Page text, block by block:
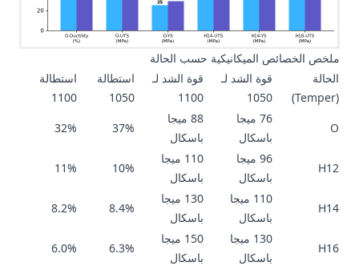
ملخص الخصائص الميكانيكية حسب الحالة
الحالة
(Temper)
قوة الشد لـ
1050
قوة الشد لـ
1100
استطالة
1050
استطالة
1100
O
76 ميجا
باسكال
88 ميجا
باسكال
37%
32%
H12
96 ميجا
باسكال
110 ميجا
باسكال
10%
11%
H14
110 ميجا
باسكال
130 ميجا
باسكال
8.4%
8.2%
H16
130 ميجا
باسكال
150 ميجا
باسكال
6.3%
6.0%